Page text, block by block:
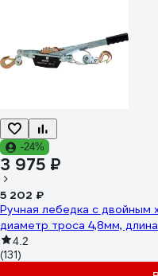
-24%
3 975 ₽
5 202 ₽
Ручная лебедка с двойным
диаметр троса 4,8мм,
4.2
(131)